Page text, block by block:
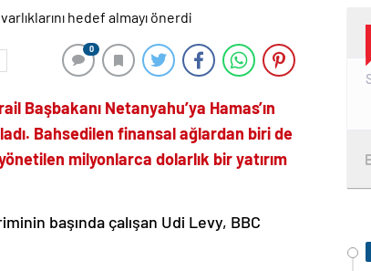
0
Başbakanı Netanyahu’ya Hamas’ın
Bahsedilen finansal ağlardan biri de
milyonlarca dolarlık bir yatırım
başında çalışan Udi Levy, BBC